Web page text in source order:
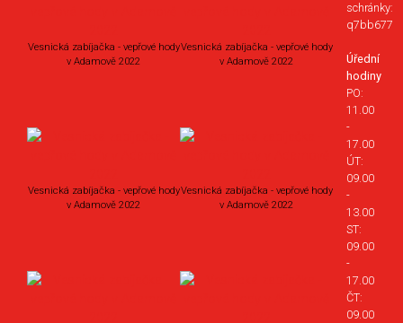
Vesnická zabíjačka - vepřové hody
v Adamově 2022
Vesnická zabíjačka - vepřové hody
v Adamově 2022
Vesnická zabíjačka - vepřové hody
v Adamově 2022
Vesnická zabíjačka - vepřové hody
v Adamově 2022
schránky:
q7bb677
Úřední
hodiny
PO:
11.00
-
17.00
ÚT:
09.00
-
13.00
ST:
09.00
-
17.00
ČT:
09.00